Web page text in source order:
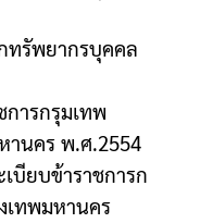
ทรัพยากรบุคคล
ารกรุมเทพ
านคร พ.ศ.2554
บียบข้าราชการก
เทพมหานคร